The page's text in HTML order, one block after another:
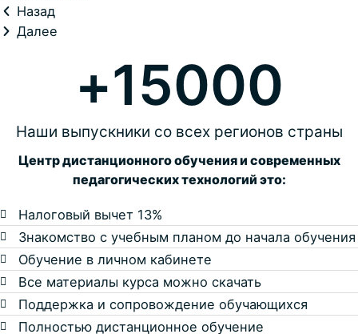
Назад
Далее
+15000
Наши выпускники со всех регионов страны
Центр дистанционного обучения и современных
педагогических технологий это:
Налоговый вычет 13%
Знакомство с учебным планом до начала обучения
Обучение в личном кабинете
Все материалы курса можно скачать
Поддержка и сопровождение обучающихся
Полностью дистанционное обучение